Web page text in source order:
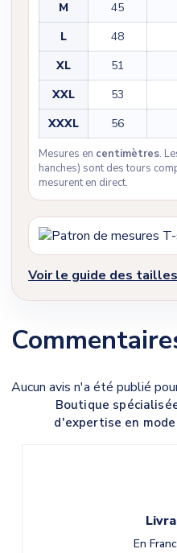
M
45
L
48
XL
51
XXL
53
XXXL
56
Mesures en centimètres.
hanches) sont des tours
mesurent en direct.
Voir le guide des
Aucun avis n'a été publié
Boutique
d'expertise en
En